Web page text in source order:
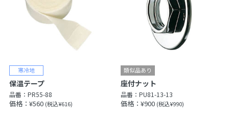
保温テープ
品番： PR55-88
価格：¥560 (税込¥616)
座付ナット
品番：PU81-13-13
価格：¥900 (税込¥990)